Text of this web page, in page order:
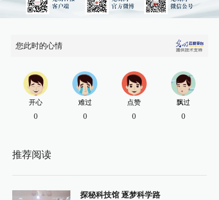
您此时的心情
开心
0
难过
0
点赞
0
飘过
0
推荐阅读
探秘科技馆 逐梦科学路